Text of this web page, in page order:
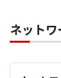
ネット